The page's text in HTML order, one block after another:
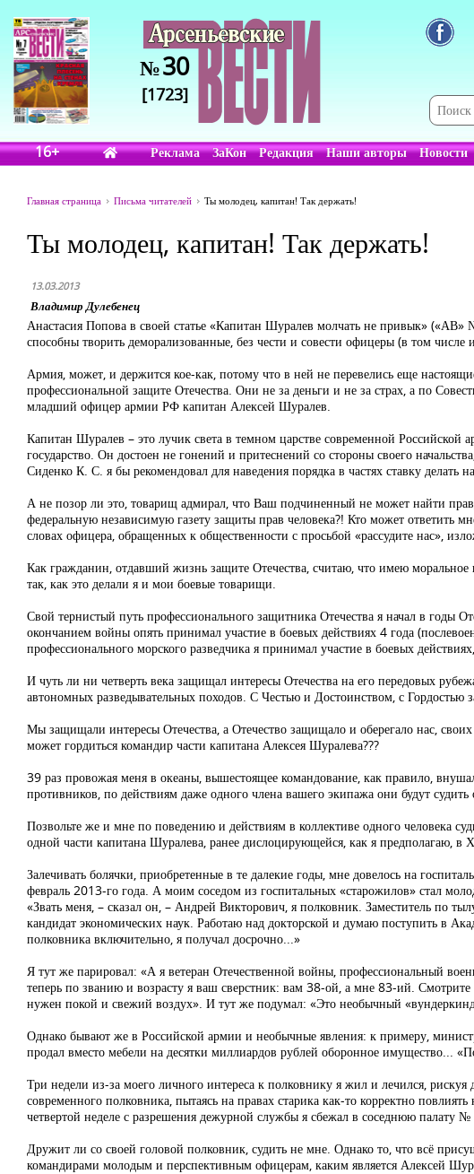
№30
[1723]
16+ Реклама ЗаКон Редакция Наши авторы Новости
Главная страница Письма читателей Ты молодец, капитан! Так держать!
Ты молодец, капитан! Так держать!
13.03.2013
Владимир Дулебенец
Анастасия Попова в своей статье «Капитан Шуралев молчать не привык» («АВ»
способны творить деморализованные, без чести и совести офицеры (в том
Армия, может, и держится кое-как, потому что в ней не перевелись еще
профессиональной защите Отечества. Они не за деньги и не за страх, а по
младший офицер армии РФ капитан Алексей Шуралев.
Капитан Шуралев – это лучик света в темном царстве современной Российской
государство. Он достоен не гонений и притеснений со стороны своего
Сиденко К. С. я бы рекомендовал для наведения порядка в частях ставку
А не позор ли это, товарищ адмирал, что Ваш подчиненный не может найти
федеральную независимую газету защиты прав человека?! Кто может
словах офицера, обращенных к общественности с просьбой «рассудите нас»,
Как гражданин, отдавший жизнь защите Отечества, считаю, что имею моральное
так, как это делали я и мои боевые товарищи.
Свой тернистый путь профессионального защитника Отечества я начал в годы
окончанием войны опять принимал участие в боевых действиях 4 года
профессионального морского разведчика я принимал участие в боевых
И чуть ли ни четверть века защищал интересы Отечества на его передовых
автономных разведывательных походов. С Честью и Достоинством, с
Мы защищали интересы Отечества, а Отечество защищало и оберегало нас,
может гордиться командир части капитана Алексея Шуралева???
39 раз провожая меня в океаны, вышестоящее командование, как правило,
противников, по действиям даже одного члена вашего экипажа они будут
Позвольте же и мне по поведению и действиям в коллективе одного человека
одной части капитана Шуралева, ранее дислоцирующейся, как я предполагаю,
Залечивать болячки, приобретенные в те далекие годы, мне довелось на
февраль 2013-го года. А моим соседом из госпитальных «старожилов» стал
«Звать меня, – сказал он, – Андрей Викторович, я полковник. Заместитель по
кандидат экономических наук. Работаю над докторской и думаю поступить в
полковника включительно, я получал досрочно...»
Я тут же парировал: «А я ветеран Отечественной войны, профессиональный
теперь по званию и возрасту я ваш сверстник: вам 38-ой, а мне 83-ий.
нужен покой и свежий воздух». И тут же подумал: «Это необычный
Однако бывают же в Российской армии и необычные явления: к примеру,
продал вместо мебели на десятки миллиардов рублей оборонное имущество...
Три недели из-за моего личного интереса к полковнику я жил и лечился,
современного полковника, пытаясь на правах старика как-то корректно
четвертой неделе с разрешения дежурной службы я сбежал в соседнюю палату №
Дружит ли со своей головой полковник, судить не мне. Однако то, что всё
командирами молодым и перспективным офицерам, каким является Алексей